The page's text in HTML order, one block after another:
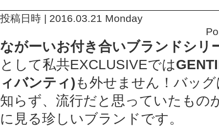
投稿日時 | 2016.03.21 Monday
ながーいお付き合いブランドシリ
として私共EXCLUSIVEでは
ィバンティ)も外せません！バッ
知らず、流行だと思っていたもの
に見る珍しいブランドです。